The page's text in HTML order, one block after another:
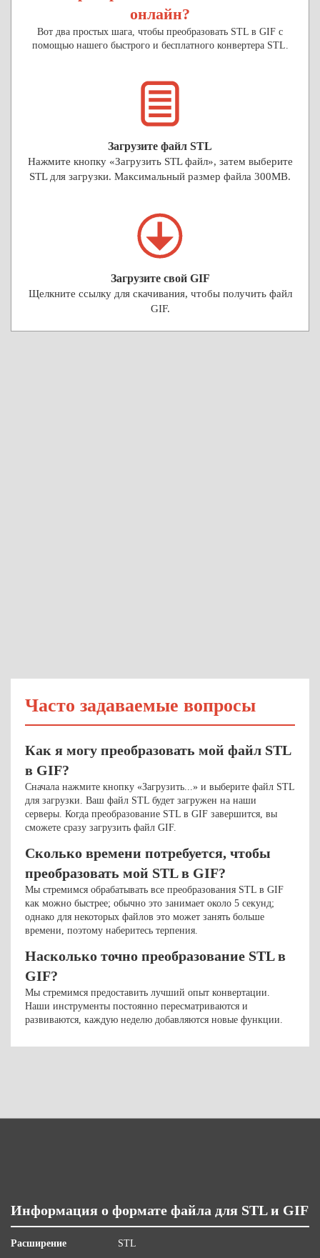
онлайн?
Вот два простых шага, чтобы преобразовать STL в GIF с
помощью нашего быстрого и бесплатного конвертера STL.
Загрузите файл STL
Нажмите кнопку «Загрузить STL файл», затем выберите
STL для загрузки. Максимальный размер файла 300MB.
Загрузите свой GIF
Щелкните ссылку для скачивания, чтобы получить файл
GIF.
Часто задаваемые вопросы
Как я могу преобразовать мой файл STL
в GIF?
Сначала нажмите кнопку «Загрузить...» и выберите файл STL
для загрузки. Ваш файл STL будет загружен на наши
серверы. Когда преобразование STL в GIF завершится, вы
сможете сразу загрузить файл GIF.
Сколько времени потребуется, чтобы
преобразовать мой STL в GIF?
Мы стремимся обрабатывать все преобразования STL в GIF
как можно быстрее; обычно это занимает около 5 секунд;
однако для некоторых файлов это может занять больше
времени, поэтому наберитесь терпения.
Насколько точно преобразование STL в
GIF?
Мы стремимся предоставить лучший опыт конвертации.
Наши инструменты постоянно пересматриваются и
развиваются, каждую неделю добавляются новые функции.
Информация о формате файла для STL и GIF
Расширение
STL